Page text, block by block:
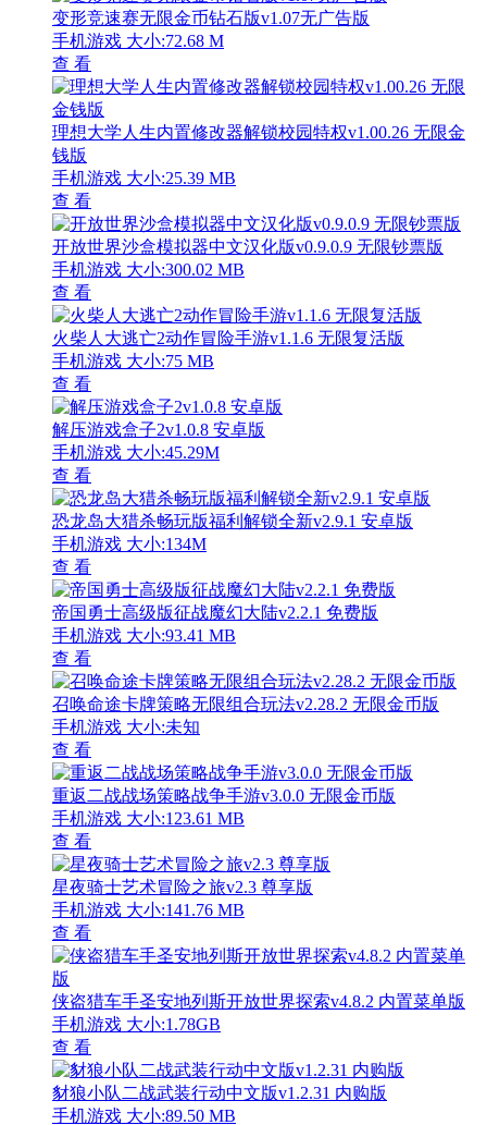
变形竞速赛无限金币钻石版v1.07无广告版
手机游戏 大小:72.68 M
查 看
理想大学人生内置修改器解锁校园特权v1.00.26 无限金
钱版
手机游戏 大小:25.39 MB
查 看
开放世界沙盒模拟器中文汉化版v0.9.0.9 无限钞票版
手机游戏 大小:300.02 MB
查 看
火柴人大逃亡2动作冒险手游v1.1.6 无限复活版
手机游戏 大小:75 MB
查 看
解压游戏盒子2v1.0.8 安卓版
手机游戏 大小:45.29M
查 看
恐龙岛大猎杀畅玩版福利解锁全新v2.9.1 安卓版
手机游戏 大小:134M
查 看
帝国勇士高级版征战魔幻大陆v2.2.1 免费版
手机游戏 大小:93.41 MB
查 看
召唤命途卡牌策略无限组合玩法v2.28.2 无限金币版
手机游戏 大小:未知
查 看
重返二战战场策略战争手游v3.0.0 无限金币版
手机游戏 大小:123.61 MB
查 看
星夜骑士艺术冒险之旅v2.3 尊享版
手机游戏 大小:141.76 MB
查 看
侠盗猎车手圣安地列斯开放世界探索v4.8.2 内置菜单版
手机游戏 大小:1.78GB
查 看
豺狼小队二战武装行动中文版v1.2.31 内购版
手机游戏 大小:89.50 MB